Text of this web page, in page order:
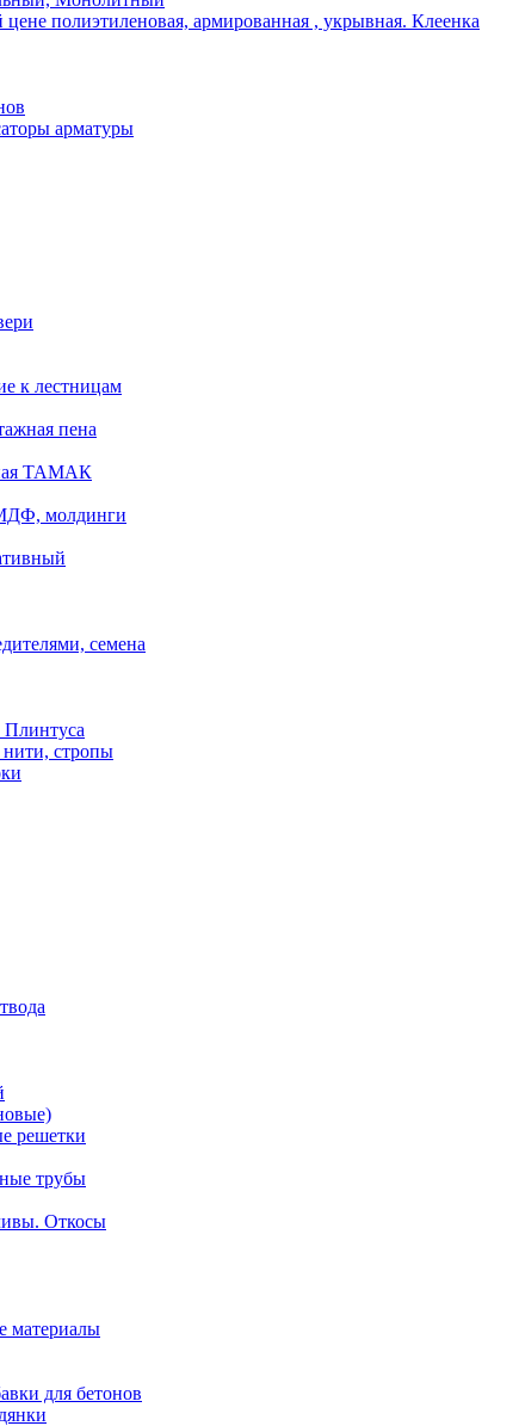
полиэтиленовая, армированная , укрывная. Клеенка
арматуры
к лестницам
пена
ТАМАК
молдинги
семена
стропы
решетки
трубы
Откосы
материалы
для бетонов